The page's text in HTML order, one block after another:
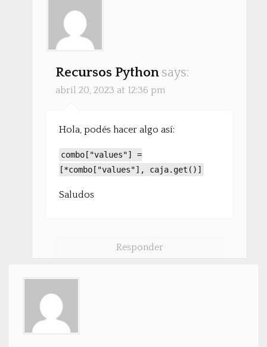
Recursos Python says:
abril 20, 2023 at 12:36 pm
Hola, podés hacer algo así:
combo["values"] =
[*combo["values"], caja.get()]
Saludos
Responder